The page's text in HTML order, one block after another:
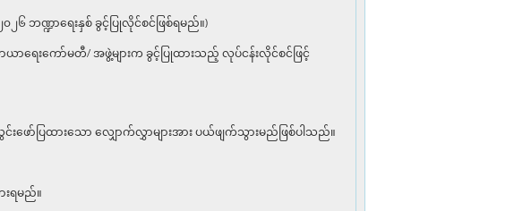
ဏ္ဍာရေးနှစ် ခွင့်ပြုလိုင်စင်ဖြစ်ရမည်။)
းကော်မတီ/ အဖွဲ့များက ခွင့်ပြုထားသည့် လုပ်ငန်းလိုင်စင်ဖြင့်
ော်ပြထားသော လျှောက်လွှာများအား ပယ်ဖျက်သွားမည်ဖြစ်ပါသည်။
းရမည်။